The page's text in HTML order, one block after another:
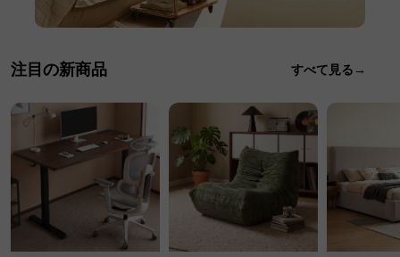
注目の新商品 すべて見る→